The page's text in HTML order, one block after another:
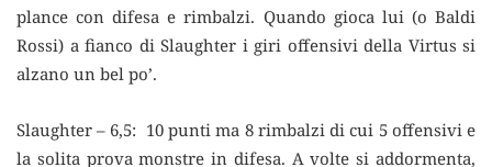
plance con difesa e rimbalzi. Quando gioca lui (o Baldi
Rossi) a fianco di Slaughter i giri offensivi della Virtus si
alzano un bel po’.
Slaughter – 6,5: 10 punti ma 8 rimbalzi di cui 5 offensivi e
la solita prova monstre in difesa. A volte si addormenta,